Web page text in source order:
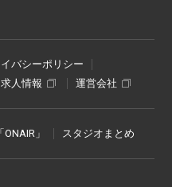
バシーポリシー
求人情報 運営会社
」 スタジオまとめ